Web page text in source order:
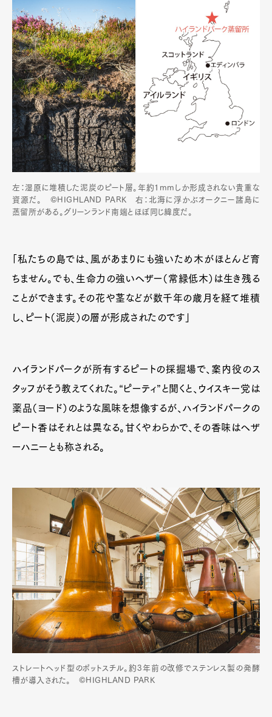
Pen Meet
Pen international Pen tw
左：湿原に堆積した泥炭のピート層。年約1mmしか形成されない貴重な
資源だ。 ©HIGHLAND PARK 右：北海に浮かぶオークニー諸島に
蒸留所がある。グリーンランド南端とほぼ同じ緯度だ。
「私たちの島では、風があまりにも強いため木がほとんど育
ちません。でも、生命力の強いヘザー（常緑低木）は生き残る
ことができます。その花や茎などが数千年の歳月を経て堆積
し、ピート（泥炭）の層が形成されたのです」
ハイランドパークが所有するピートの採掘場で、案内役のス
タッフがそう教えてくれた。“ピーティ”と聞くと、ウイスキー党は
薬品（ヨード）のような風味を想像するが、ハイランドパークの
ピート香はそれとは異なる。甘くやわらかで、その香味はヘザ
ーハニーとも称される。
ストレートヘッド型のポットスチル。約3年前の改修でステンレス製の発酵
槽が導入された。 ©HIGHLAND PARK